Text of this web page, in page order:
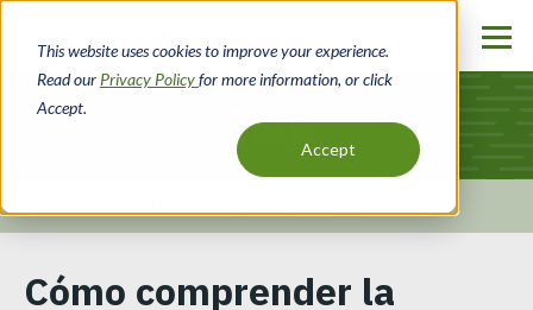
This website uses cookies to improve your experience.
Read our Privacy Policyfor more information, or click
Accept.
Accept
contenido
principal
Blog
Cómo comprender la